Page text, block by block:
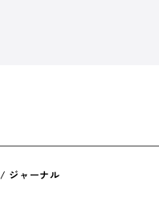
/ ジャーナル